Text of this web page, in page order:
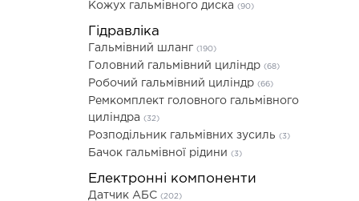
Кожух гальмівного диска (90)
Гідравліка
Гальмівний шланг (190)
Головний гальмівний циліндр (68)
Робочий гальмівний циліндр (66)
Ремкомплект головного гальмівного
циліндра (32)
Розподільник гальмівних зусиль (3)
Бачок гальмівної рідини (3)
Електронні компоненти
Датчик АБС (202)